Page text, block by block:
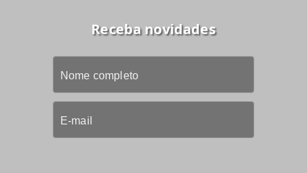
Receba novidades